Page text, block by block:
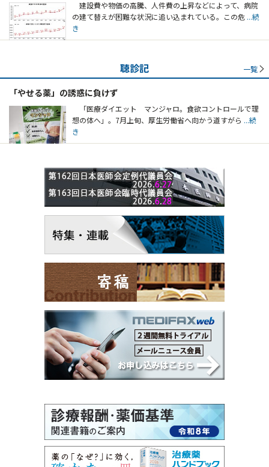
建設費や物価の高騰、人件費の上昇などによって、病院
の建て替えが困難な状況に追い込まれている。この危 ...続
き
聴診記 一覧
「やせる薬」の誘惑に負けず
「医療ダイエット マンジャロ。食欲コントロールで理
想の体へ」。7月上旬、厚生労働省へ向かう道すがら ...続
き